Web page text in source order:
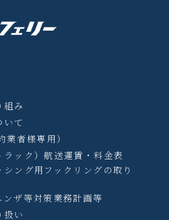
変更になる場合があります。
組み
いて
業者様専用）
ラック）航送運賃・料金表
シング用フックリングの取り
ザ等対策業務計画等
扱い